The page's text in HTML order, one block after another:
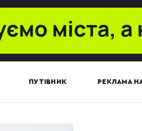
ПУТІВНИК РЕКЛАМА